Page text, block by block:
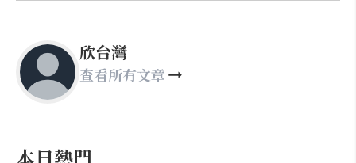
欣台灣
查看所有文章
本日熱門